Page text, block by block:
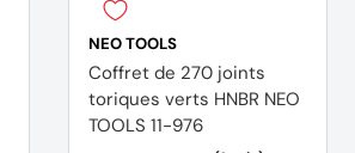
NEO TOOLS
Coffret de 270 joints
toriques verts HNBR NEO
TOOLS 11-976